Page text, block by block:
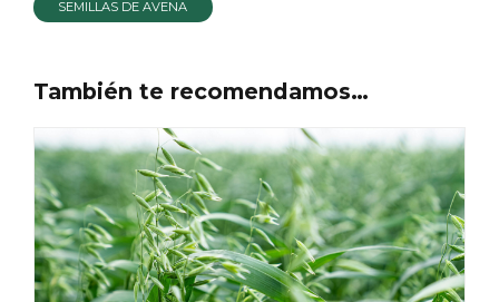
SEMILLAS DE AVENA
También te recomendamos…